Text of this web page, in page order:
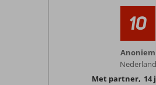
10
Anoniem
Nederland
Met partner, 14